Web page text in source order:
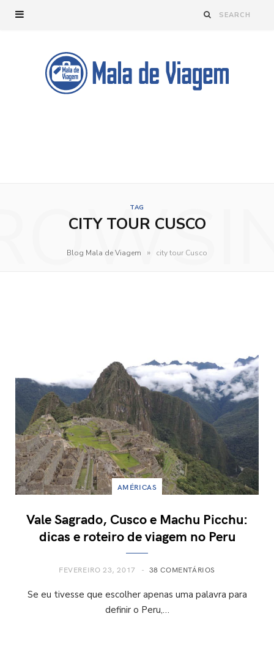
TAG
CITY TOUR CUSCO
Blog Mala de Viagem » city tour Cusco
AMÉRICAS
Vale Sagrado, Cusco e Machu Picchu:
dicas e roteiro de viagem no Peru
FEVEREIRO 23, 2017 38 COMENTÁRIOS
Se eu tivesse que escolher apenas uma palavra para
definir o Peru,…